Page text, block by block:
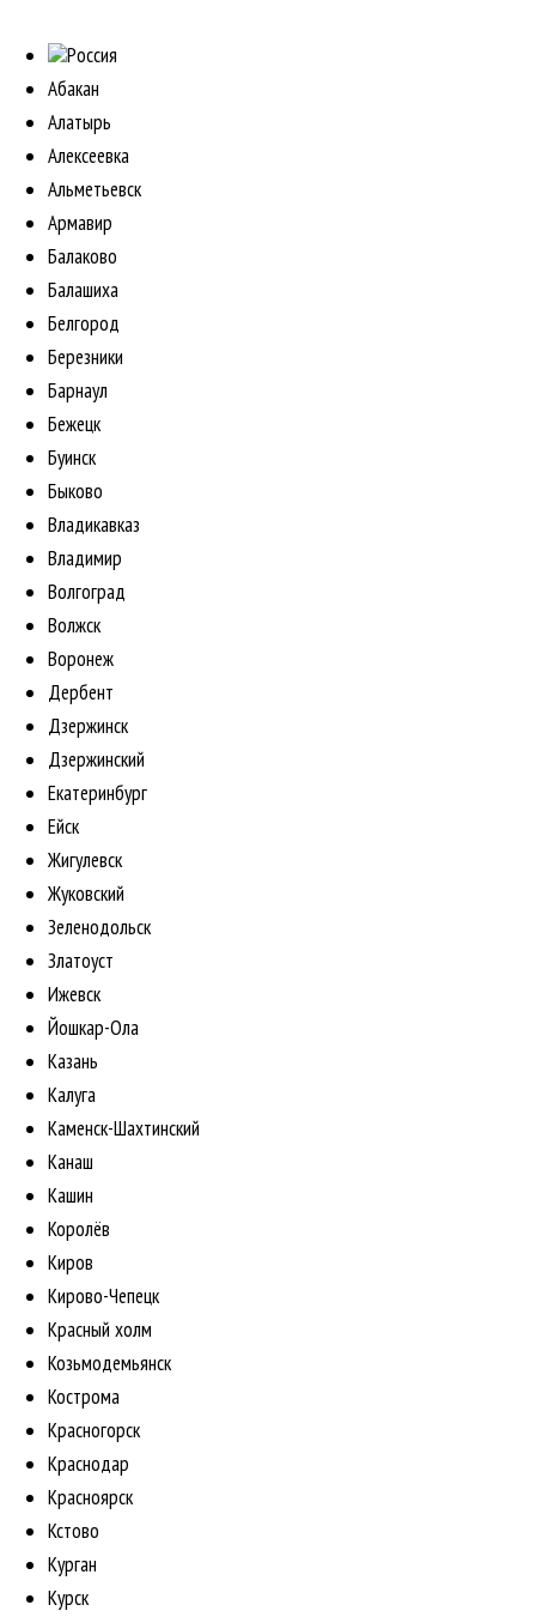
Россия
Абакан
Алатырь
Алексеевка
Альметьевск
Армавир
Балаково
Балашиха
Белгород
Березники
Барнаул
Бежецк
Буинск
Быково
Владикавказ
Владимир
Волгоград
Волжск
Воронеж
Дербент
Дзержинск
Дзержинский
Екатеринбург
Ейск
Жигулевск
Жуковский
Зеленодольск
Златоуст
Ижевск
Йошкар-Ола
Казань
Калуга
Каменск-Шахтинский
Канаш
Кашин
Королёв
Киров
Кирово-Чепецк
Красный холм
Козьмодемьянск
Кострома
Красногорск
Краснодар
Красноярск
Кстово
Курган
Курск